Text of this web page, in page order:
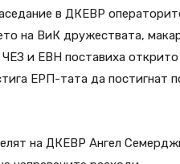
в ДКЕВР
на ВиК дружествата,
и ЕВН поставиха открито
ЕРП-тата да постигнат
на ДКЕВР Ангел